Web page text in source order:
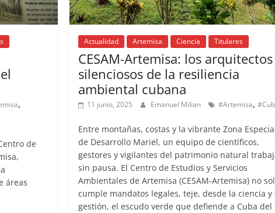
,
de
áreas
Actualidad Artemisa Ciencia Titulares
CESAM-Artemisa: los arquitectos
silenciosos de la resiliencia
ambiental cubana
11 junio, 2025 Emanuel Milian #Artemisa,
Entre montañas, costas y la vibrante Zona
de Desarrollo Mariel, un equipo de científicos,
gestores y vigilantes del patrimonio natural
sin pausa. El Centro de Estudios y Servicios
Ambientales de Artemisa (CESAM-Artemisa) no
cumple mandatos legales, teje, desde la ciencia y
gestión, el escudo verde que defiende a Cuba del